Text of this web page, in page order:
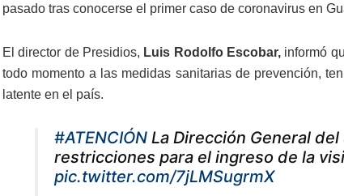
pasado tras conocerse el primer caso de coronavirus en
El director de Presidios, Luis Rodolfo Escobar,informó
todo momento a las medidas sanitarias de prevención,
latente en el país.
#ATENCIÓN La Dirección General
restricciones para el ingreso de la
pic.twitter.com/7jLMSugrmX